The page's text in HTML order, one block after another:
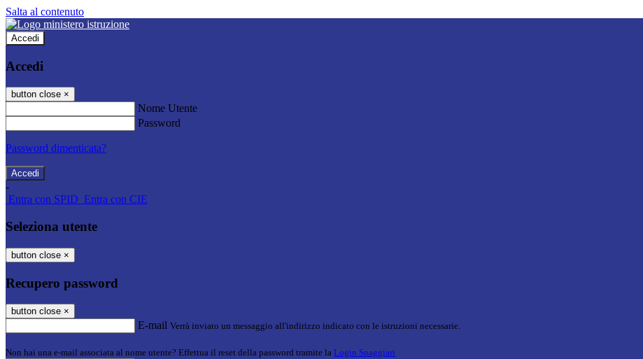
Salta al contenuto
Accedi
Accedi
button close ×
Nome Utente
Password
Password dimenticata?
-
Entra con SPID Entra con CIE
Seleziona utente
button close ×
Recupero password
button close ×
E-mail Verrà inviato un messaggio all'indirizzo indicato con le istruzioni necessarie.
Non hai una e-mail associata al nome utente? Effettua il reset della password tramite la Login Spaggiari